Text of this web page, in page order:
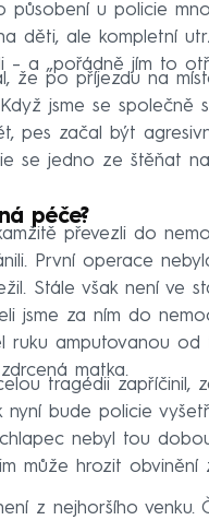
působení u policie
děti, ale kompletní
– a „pořádně jím to
že po příjezdu na
jsme se společně
pes začal být
se jedno ze štěňat
péče?
převezli do
První operace
Stále však není ve
jsme za ním do
ruku amputovanou od
matka.
tragédii zapříčinil,
nyní bude policie
nebyl tou
může hrozit obvinění
z nejhoršího venku.